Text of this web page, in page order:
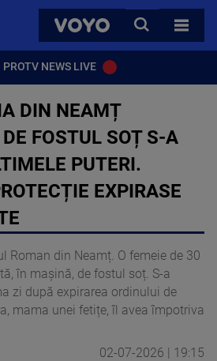
VOYO
CAUTA
TOATE
PROTV NEWS LIVE
DIN NEAMȚ
FOSTUL SOȚ S-A
PUTERI.
EXPIRASE
Roman din Neamț. O femeie de 30
în mașină, de fostul soț. S-a
zi după expirarea ordinului de
mama unei fetițe, îl avea împotriva
02-07-2026 | 19:15